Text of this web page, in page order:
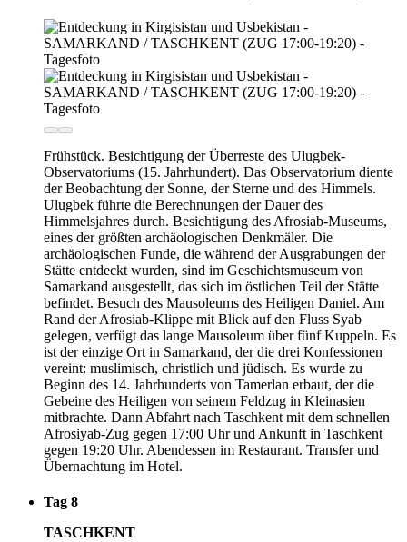
Frühstück. Besichtigung der Überreste des Ulugbek-
Observatoriums (15. Jahrhundert). Das Observatorium diente
der Beobachtung der Sonne, der Sterne und des Himmels.
Ulugbek führte die Berechnungen der Dauer des
Himmelsjahres durch. Besichtigung des Afrosiab-Museums,
eines der größten archäologischen Denkmäler. Die
archäologischen Funde, die während der Ausgrabungen der
Stätte entdeckt wurden, sind im Geschichtsmuseum von
Samarkand ausgestellt, das sich im östlichen Teil der Stätte
befindet. Besuch des Mausoleums des Heiligen Daniel. Am
Rand der Afrosiab-Klippe mit Blick auf den Fluss Syab
gelegen, verfügt das lange Mausoleum über fünf Kuppeln. Es
ist der einzige Ort in Samarkand, der die drei Konfessionen
vereint: muslimisch, christlich und jüdisch. Es wurde zu
Beginn des 14. Jahrhunderts von Tamerlan erbaut, der die
Gebeine des Heiligen von seinem Feldzug in Kleinasien
mitbrachte. Dann Abfahrt nach Taschkent mit dem schnellen
Afrosiyab-Zug gegen 17:00 Uhr und Ankunft in Taschkent
gegen 19:20 Uhr. Abendessen im Restaurant. Transfer und
Übernachtung im Hotel.
Tag 8
TASCHKENT